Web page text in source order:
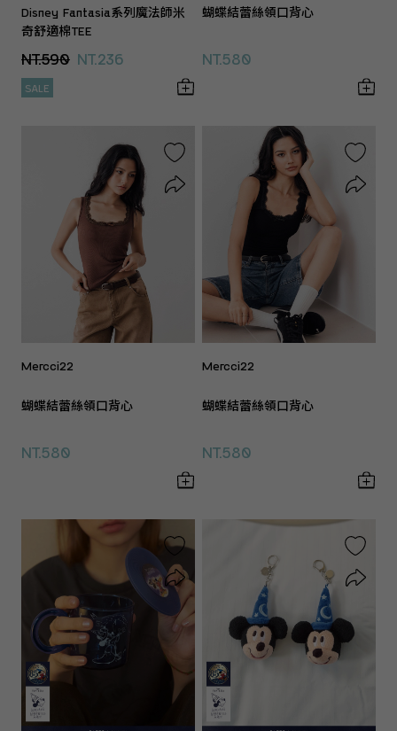
Disney Fantasia系列魔法師米
奇舒適棉TEE
NT.590 NT.236
SALE
蝴蝶結蕾絲領口背心
NT.580
Mercci22
蝴蝶結蕾絲領口背心
NT.580
Mercci22
蝴蝶結蕾絲領口背心
NT.580